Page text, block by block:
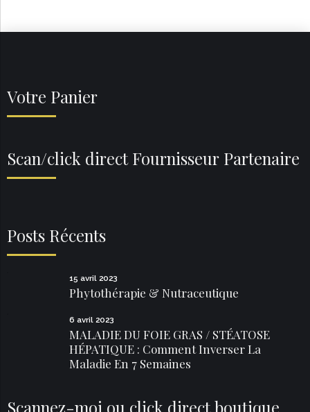
Votre Panier
Scan/click direct Fournisseur Partenaire
Posts Récents
15 avril 2023
Phytothérapie & Nutraceutique
6 avril 2023
MALADIE DU FOIE GRAS / STÉATOSE
HÉPATIQUE : Comment Inverser La
Maladie En 7 Semaines
Scannez-moi ou click direct boutique